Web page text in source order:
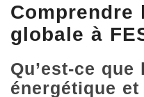
Comprendre
globale à
Qu’est-ce que
énergétique